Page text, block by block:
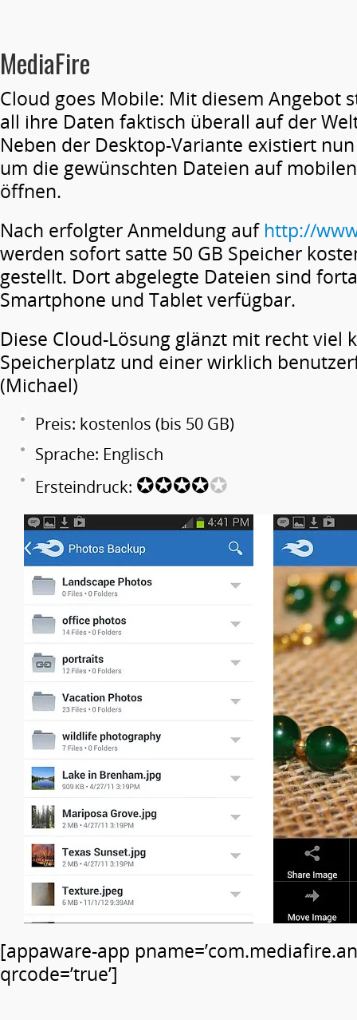
MediaFire
Cloud goes Mobile: Mit diesem Angebot
all ihre Daten faktisch überall auf der
Neben der Desktop-Variante existiert
um die gewünschten Dateien auf
öffnen.
Nach erfolgter Anmeldung auf http://
werden sofort satte 50 GB Speicher
gestellt. Dort abgelegte Dateien sind
Smartphone und Tablet verfügbar.
Diese Cloud-Lösung glänzt mit recht viel
Speicherplatz und einer wirklich
(Michael)
Preis: kostenlos (bis 50 GB)
Sprache: Englisch
Ersteindruck: ✪✪✪✪✪
[appaware-app
qrcode=’true’]